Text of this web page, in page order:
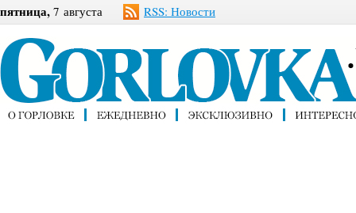
пятница, 7 августа RSS: Новости